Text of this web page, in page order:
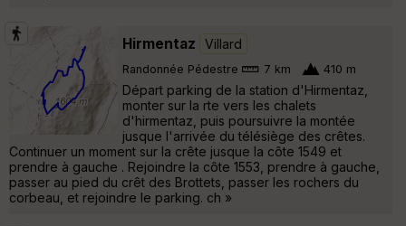
Hirmentaz Villard
Randonnée Pédestre 7 km 410 m
Départ parking de la station d'Hirmentaz,
monter sur la rte vers les chalets
d'hirmentaz, puis poursuivre la montée
jusque l'arrivée du télésiège des crêtes.
Continuer un moment sur la crête jusque la côte 1549 et
prendre à gauche . Rejoindre la côte 1553, prendre à gauche,
passer au pied du crêt des Brottets, passer les rochers du
corbeau, et rejoindre le parking. ch »